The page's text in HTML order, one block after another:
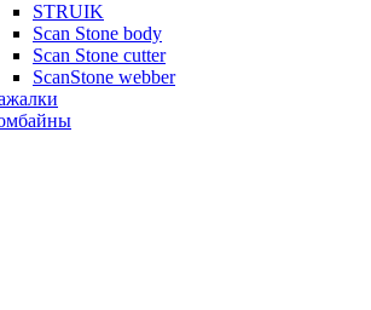
STRUIK
Scan Stone body
Scan Stone cutter
ScanStone webber